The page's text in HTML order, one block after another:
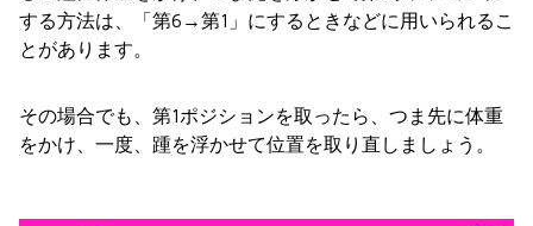
する方法は、「第6→第1」にするときなどに用いられるこ
とがあります。
その場合でも、第1ポジションを取ったら、つま先に体重
をかけ、一度、踵を浮かせて位置を取り直しましょう。